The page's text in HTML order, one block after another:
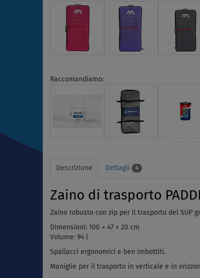
Raccomandiamo:
Descrizione Dettagli 4
Zaino di trasporto
Zaino robusto con zip per il trasporto del SUP
Dimensioni: 100 × 47 × 20 cm
Volume: 94 l
Spallacci ergonomici e ben imbottiti.
Maniglie per il trasporto in verticale e in